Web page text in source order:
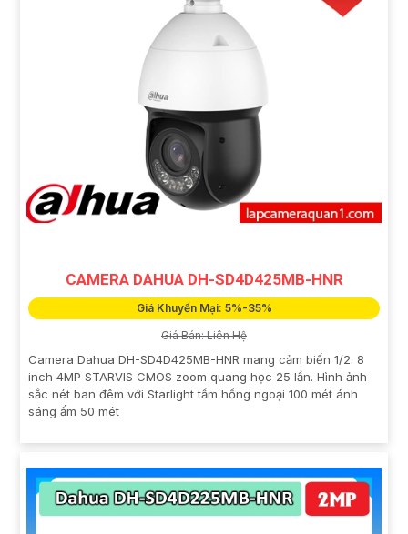
CAMERA DAHUA DH-SD4D425MB-HNR
Giá Khuyến Mại: 5%-35%
Giá Bán: Liên Hệ
Camera Dahua DH-SD4D425MB-HNR mang cảm biến 1/2. 8
inch 4MP STARVIS CMOS zoom quang học 25 lần. Hình ảnh
sắc nét ban đêm với Starlight tầm hồng ngoại 100 mét ánh
sáng ấm 50 mét